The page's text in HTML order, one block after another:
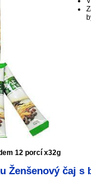
12 porcí x32g
Ženšenový čaj s